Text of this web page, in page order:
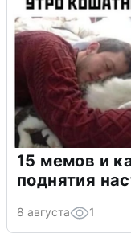
15 мемов и
поднятия
8 августа 1